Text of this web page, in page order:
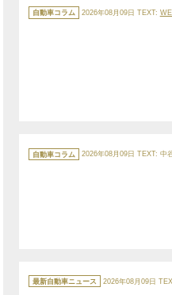
カ
テ
ゴ
自動車コラム 2026年08月09日 TEXT:
テ
ゴ
自動車コラム 2026年08月09日 TEXT: 中
テ
ゴ
最新自動車ニュース 2026年08月09日